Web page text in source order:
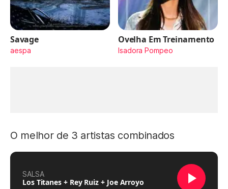
Savage
aespa
Ovelha Em Treinamento
Isadora Pompeo
O melhor de 3 artistas combinados
SALSA
Los Titanes + Rey Ruiz + Joe Arroyo